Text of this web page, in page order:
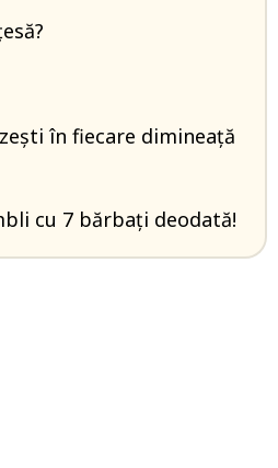
în fiecare dimineață
cu 7 bărbați deodată!